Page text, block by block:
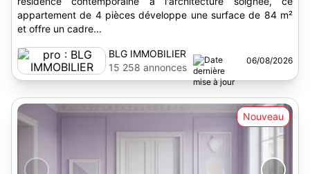
appartement de 4 pièces développe une surface de 84 m²
et offre un cadre...
BLG IMMOBILIER
15 258 annonces
06/08/2026
Nouveau